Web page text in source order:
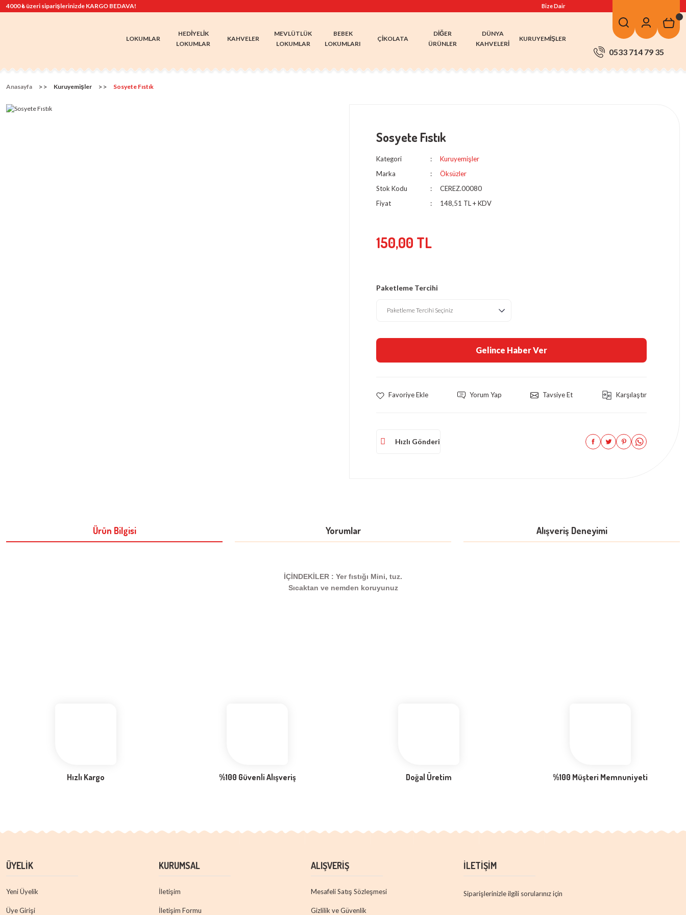
4000 ₺ üzeri siparişlerinizde KARGO BEDAVA! Bize Dair
LOKUMLAR
HEDIYELIK
LOKUMLAR
KAHVELER
MEVLÜTLÜK
LOKUMLAR
BEBEK
LOKUMLARI
ÇIKOLATA
DIĞER
ÜRÜNLER
DÜNYA
KAHVELERI
KURUYEMIŞLER
0533 714 79 35
Anasayfa Kuruyemişler Sosyete Fıstık
Sosyete Fıstık
Kategori
Kuruyemişler
Marka
Öksüzler
Stok Kodu
CEREZ.00080
Fiyat
148,51 TL + KDV
150,00 TL
Paketleme Tercihi
Gelince Haber Ver
Yorum Yap Tavsiye Et Karşılaştır
Hızlı Gönderi
Ürün Bilgisi Yorumlar Alışveriş Deneyimi
İÇİNDEKİLER : Yer fıstığı Mini, tuz.
Sıcaktan ve nemden koruyunuz
Hızlı Kargo %100 Güvenli Alışveriş Doğal Üretim %100 Müşteri Memnuniyeti
ÜYELİK
Yeni Üyelik
Üye Girişi
KURUMSAL
İletişim
İletişim Formu
ALIŞVERİŞ
Mesafeli Satış Sözleşmesi
Gizlilik ve Güvenlik
İLETİŞİM
Siparişlerinizle ilgili sorularınız için